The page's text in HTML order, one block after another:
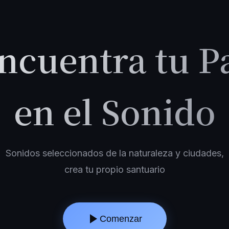
tu
en el Sonido
Sonidos seleccionados de la naturaleza y ciudades,
crea tu propio santuario
Comenzar